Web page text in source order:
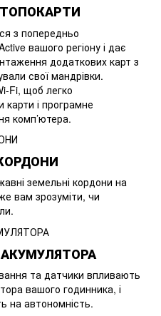
з попередньо
вашого регіону і дає
додаткових карт з
свої мандрівки.
Fi, щоб легко
і програмне
комп’ютера.
земельні кордони на
вам зрозуміти, чи
та датчики впливають
вашого годинника, і
на автономність.